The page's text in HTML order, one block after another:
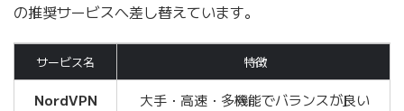
の推奨サービスへ差し替えています。
サービス名 特徴
NordVPN 大手・高速・多機能でバランスが良い